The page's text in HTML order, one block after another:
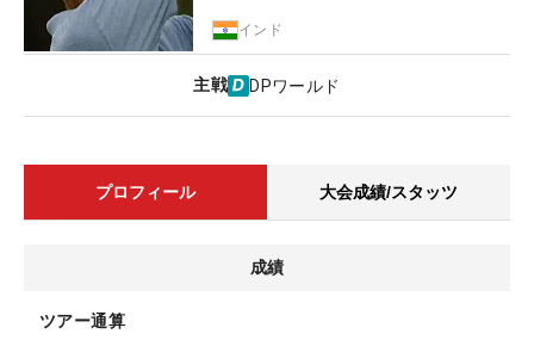
インド
主戦 DPワールド
プロフィール 大会成績/スタッツ
成績
ツアー通算